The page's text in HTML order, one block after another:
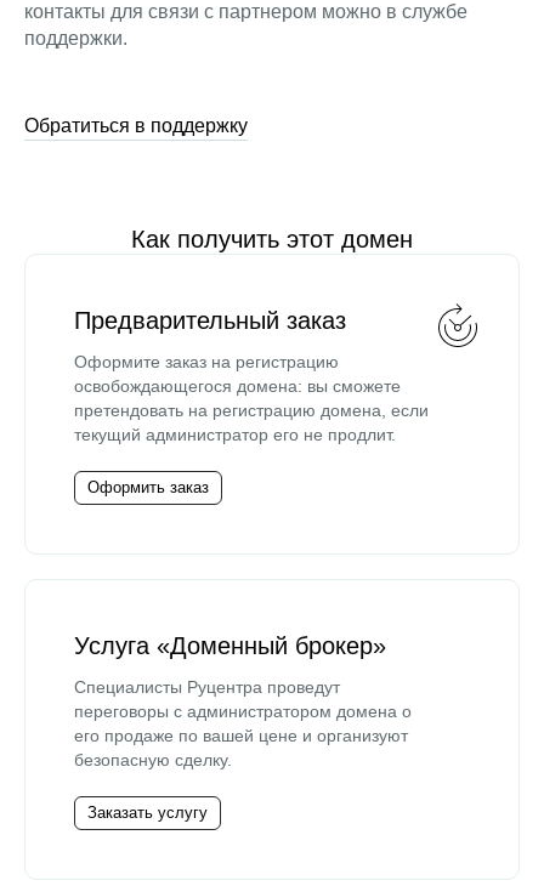
контакты для связи с партнером можно в службе
поддержки.
Обратиться в поддержку
Как получить этот домен
Предварительный заказ
Оформите заказ на регистрацию
освобождающегося домена: вы сможете
претендовать на регистрацию домена, если
текущий администратор его не продлит.
Оформить заказ
Услуга «Доменный брокер»
Специалисты Руцентра проведут
переговоры с администратором домена о
его продаже по вашей цене и организуют
безопасную сделку.
Заказать услугу